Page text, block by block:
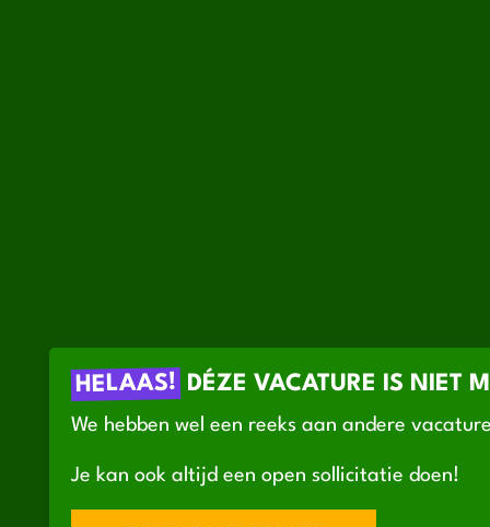
HELAAS! DÉZE VACATURE IS NIET
We hebben wel een reeks aan andere
Je kan ook altijd een open sollicitatie doen!